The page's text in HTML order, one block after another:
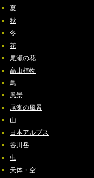
夏
秋
冬
花
尾瀬の花
高山植物
鳥
風景
尾瀬の風景
山
日本アルプス
谷川岳
虫
天体・空